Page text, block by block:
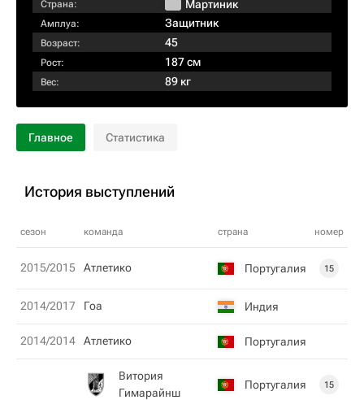
Страна: Мартиник
Амплуа: Защитник
Возраст: 45
Рост: 187 см
Вес: 89 кг
Главное Статистика
История выступлений
сезон команда страна номер
2015/2015 Атлетико Португалия 15
2014/2017 Гоа Индия
2014/2014 Атлетико Португалия
Витория
Гимарайнш
Португалия 15